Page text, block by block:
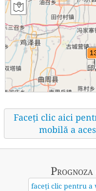
Faceți clic aici
mobilă a
faceți clic pentru a